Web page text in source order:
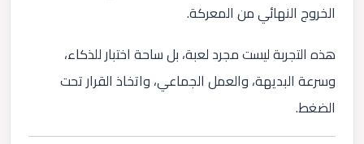
الخروج النهائي من المعركة.
هذه التجربة ليست مجرد لعبة، بل ساحة اختبار للذكاء،
وسرعة البديهة، والعمل الجماعي، واتخاذ القرار تحت
الضغط.